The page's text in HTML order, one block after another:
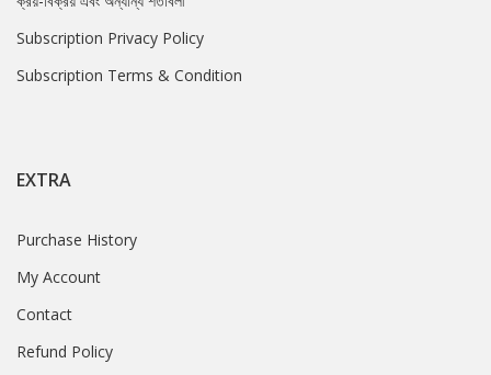
Subscription Privacy Policy
Subscription Terms & Condition
EXTRA
Purchase History
My Account
Contact
Refund Policy